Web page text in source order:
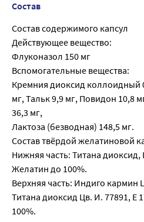
Состав
Состав содержимого капсул
Действующее вещество:
Флуконазол 150 мг
Вспомогательные вещества:
Кремния диоксид коллоидный
мг, Тальк 9,9 мг, Повидон 10,8
36,3 мг,
Лактоза (безводная) 148,5 мг.
Состав твёрдой желатиновой
Нижняя часть: Титана диоксид,
Желатин до 100%.
Верхняя часть: Индиго кармин
Титана диоксид Цв. И. 77891, Е
100%.